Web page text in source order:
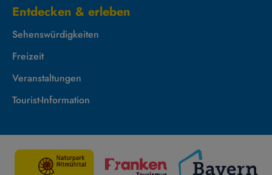
Entdecken & erleben
Sehenswürdigkeiten
Freizeit
Veranstaltungen
Tourist-Information